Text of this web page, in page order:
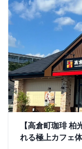
【高倉町珈琲
れる極上カフェ